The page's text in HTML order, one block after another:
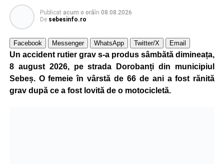
Publicat acum o orăîn 08.08.2026
De sebesinfo.ro
Facebook Messenger WhatsApp Twitter/X Email
Un accident rutier grav s-a produs sâmbătă dimineața,
8 august 2026, pe strada Dorobanți din municipiul
Sebeș. O femeie în vârstă de 66 de ani a fost rănită
grav după ce a fost lovită de o motocicletă.